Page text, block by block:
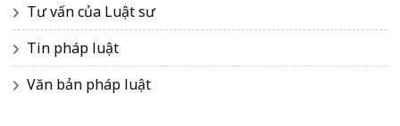
Tư vấn của Luật sư
Tin pháp luật
Văn bản pháp luật